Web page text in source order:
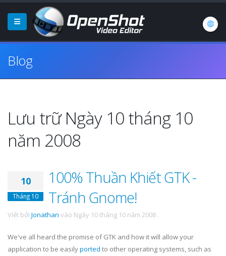
Blog
Lưu trữ Ngày 10 tháng 10
năm 2008
10
Tháng 10
100% Thuần Khiết GTK -
Tránh Gnome!
Viết bởi Jonathan vào Ngày 10 tháng 10 năm 2008 .
We've all heard the promise of GTK and how it will allow your
application to be easilyported to other operating systems, such as